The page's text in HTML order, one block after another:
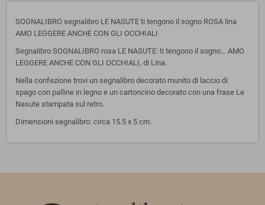
SOGNALIBRO segnalibro LE NASUTE ti tengono il sogno ROSA lina
AMO LEGGERE ANCHE CON GLI OCCHIALI
Segnalibro SOGNALIBRO rosa LE NASUTE: ti tengono il sogno... AMO
LEGGERE ANCHE CON GLI OCCHIALI, di Lina.
Nella confezione trovi un segnalibro decorato munito di laccio di
spago con palline in legno e un cartoncino decorato con una frase Le
Nasute stampata sul retro.
Dimensioni segnalibro: circa 15.5 x 5 cm.